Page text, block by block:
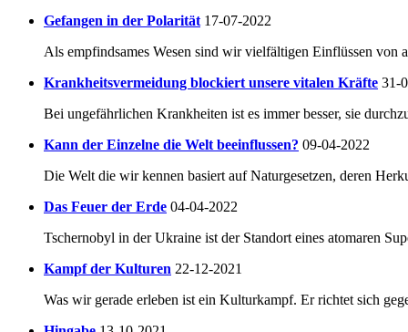
Gefangen in der Polarität 17-07-2022
Als empfindsames Wesen sind wir vielfältigen Einflüssen von
Krankheitsvermeidung blockiert unsere vitalen Kräfte 31-
Bei ungefährlichen Krankheiten ist es immer besser, sie
Kann der Einzelne die Welt beeinflussen? 09-04-2022
Die Welt die wir kennen basiert auf Naturgesetzen, deren
Das Feuer der Erde 04-04-2022
Tschernobyl in der Ukraine ist der Standort eines atomaren
Kampf der Kulturen 22-12-2021
Was wir gerade erleben ist ein Kulturkampf. Er richtet sich